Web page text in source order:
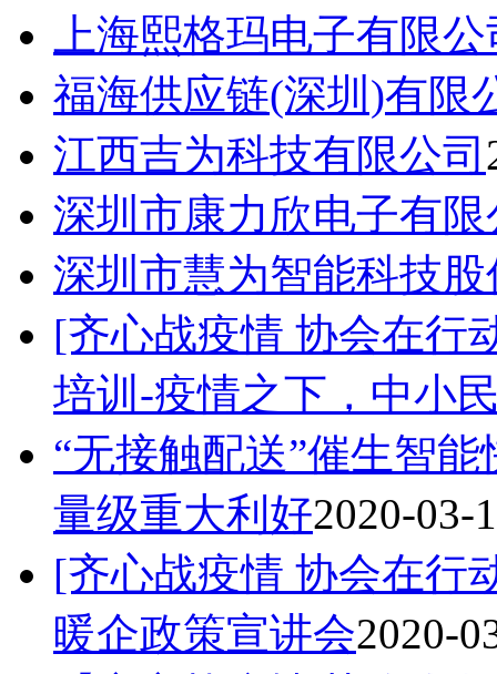
上海熙格玛电子有限
福海供应链(深圳)有限
江西吉为科技有限公司
深圳市康力欣电子有限
深圳市慧为智能科技
[齐心战疫情 协会在行
培训-疫情之下，中小
“无接触配送”催生智
量级重大利好2020-03-
[齐心战疫情 协会在行
暖企政策宣讲会2020-